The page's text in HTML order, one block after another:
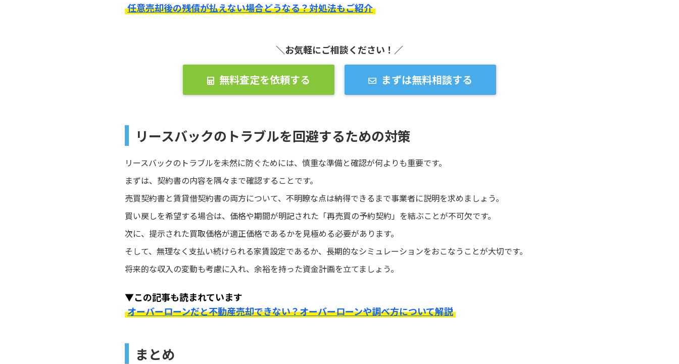
任意売却後の残債が払えない場合どうなる？対処法もご紹介
＼お気軽にご相談ください！／
無料査定を依頼する まずは無料相談する
リースバックのトラブルを回避するための対策
リースバックのトラブルを未然に防ぐためには、慎重な準備と確認が何よりも重要です。
まずは、契約書の内容を隅々まで確認することです。
売買契約書と賃貸借契約書の両方について、不明瞭な点は納得できるまで事業者に説明を求めましょう。
買い戻しを希望する場合は、価格や期間が明記された「再売買の予約契約」を結ぶことが不可欠です。
次に、提示された買取価格が適正価格であるかを見極める必要があります。
そして、無理なく支払い続けられる家賃設定であるか、長期的なシミュレーションをおこなうことが大切です。
将来的な収入の変動も考慮に入れ、余裕を持った資金計画を立てましょう。
▼この記事も読まれています
オーバーローンだと不動産売却できない？オーバーローンや調べ方について解説
まとめ